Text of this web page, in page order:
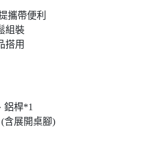
攜帶便利
組裝
搭用
鋁桿*1
含展開桌腳)